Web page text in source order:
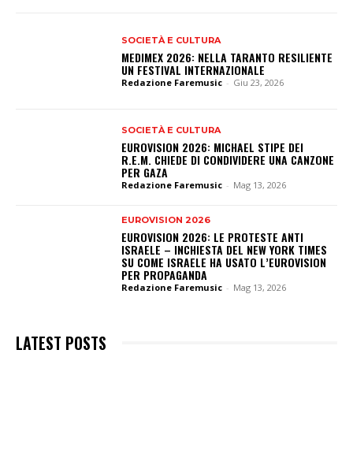
SOCIETÀ E CULTURA
MEDIMEX 2026: NELLA TARANTO RESILIENTE
UN FESTIVAL INTERNAZIONALE
Redazione Faremusic - Giu 23, 2026
SOCIETÀ E CULTURA
EUROVISION 2026: MICHAEL STIPE DEI
R.E.M. CHIEDE DI CONDIVIDERE UNA CANZONE
PER GAZA
Redazione Faremusic - Mag 13, 2026
EUROVISION 2026
EUROVISION 2026: LE PROTESTE ANTI
ISRAELE – INCHIESTA DEL NEW YORK TIMES
SU COME ISRAELE HA USATO L’EUROVISION
PER PROPAGANDA
Redazione Faremusic - Mag 13, 2026
LATEST POSTS